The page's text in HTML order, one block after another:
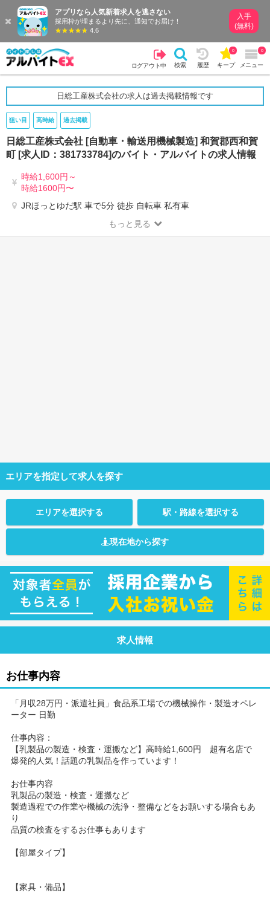
アプリなら人気新着求人を逃さない
採用枠が埋まるより先に、通知でお届け！
4.6
入手
(無料)
ログアウト中 検索 履歴 キープ
0
メニュー
0
日総工産株式会社の求人は過去掲載情報です
狙い目 高時給 過去掲載
日総工産株式会社 [自動車・輸送用機械製造] 和賀郡西和賀
町 [求人ID：381733784]のバイト・アルバイトの求人情報
時給1,600円～
時給1600円〜
JRほっとゆだ駅 車で5分 徒歩 自転車 私有車
もっと見る
エリアを指定して求人を探す
エリアを選択する 駅・路線を選択する
現在地から探す
求人情報
お仕事内容
「月収28万円・派遣社員」食品系工場での機械操作・製造オペレ
ーター 日勤
仕事内容：
【乳製品の製造・検査・運搬など】高時給1,600円 超有名店で
爆発的人気！話題の乳製品を作っています！
お仕事内容
乳製品の製造・検査・運搬など
製造過程での作業や機械の洗浄・整備などをお願いする場合もあ
り
品質の検査をするお仕事もあります
【部屋タイプ】
【家具・備品】